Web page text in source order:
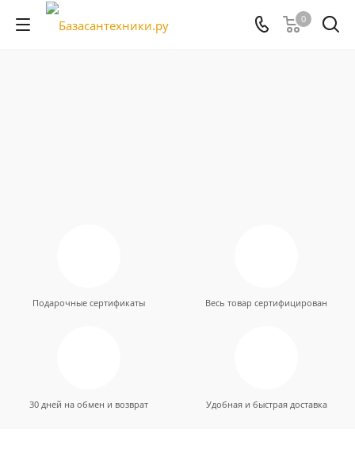
0
Подарочные сертификаты Весь товар сертифицирован
30 дней на обмен и возврат Удобная и быстрая доставка